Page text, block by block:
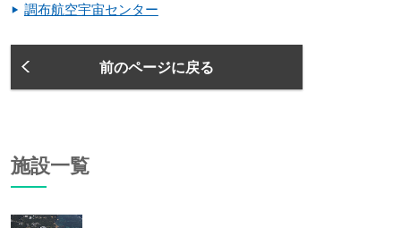
調布航空宇宙センター
前のページに戻る
施設一覧